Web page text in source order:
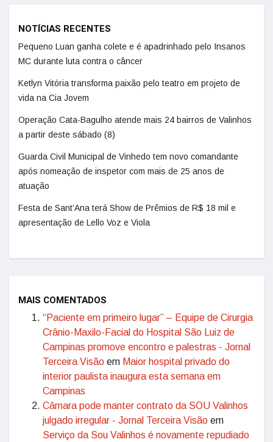
NOTÍCIAS RECENTES
Pequeno Luan ganha colete e é apadrinhado pelo Insanos
MC durante luta contra o câncer
Ketlyn Vitória transforma paixão pelo teatro em projeto de
vida na Cia Jovem
Operação Cata-Bagulho atende mais 24 bairros de Valinhos
a partir deste sábado (8)
Guarda Civil Municipal de Vinhedo tem novo comandante
após nomeação de inspetor com mais de 25 anos de
atuação
Festa de Sant’Ana terá Show de Prêmios de R$ 18 mil e
apresentação de Lello Voz e Viola
MAIS COMENTADOS
“Paciente em primeiro lugar” – Equipe de Cirurgia
Crânio-Maxilo-Facial do Hospital São Luiz de
Campinas promove encontro e palestras - Jornal
Terceira Visão em Maior hospital privado do
interior paulista inaugura esta semana em
Campinas
Câmara pode manter contrato da SOU Valinhos
julgado irregular - Jornal Terceira Visão em
Serviço da Sou Valinhos é novamente repudiado